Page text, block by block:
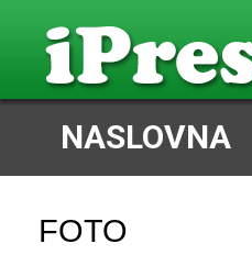
NASLOVNA
FOTO